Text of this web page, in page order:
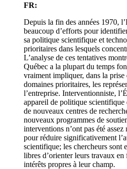
FR:
Depuis la fin des années 1970,
beaucoup d’efforts pour
sa politique scientifique et
prioritaires dans lesquels
L’analyse de ces tentatives
Québec a la plupart du temps
vraiment impliquer, dans la
domaines prioritaires, les
l’entreprise. Interventionniste,
appareil de politique scientifique
de nouveaux centres de
nouveaux programmes de
interventions n’ont pas été
pour réduire significativement
scientifique; les chercheurs sont
libres d’orienter leurs travaux
intérêts propres à leur champ.